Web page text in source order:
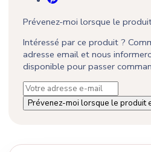
Prévenez-moi lorsque le
Intéressé par ce produit ?
adresse email et nous
disponible pour passer
Prévenez-moi lorsque le produit